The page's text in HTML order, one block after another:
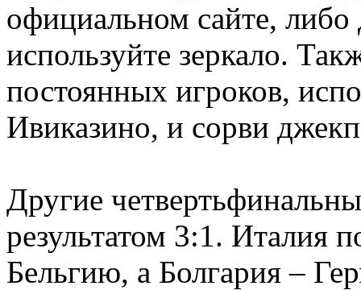
официальном сайте, либо
используйте зеркало.
постоянных игроков,
Ивиказино, и сорви
Другие
результатом 3:1. Италия
Бельгию, а Болгария –